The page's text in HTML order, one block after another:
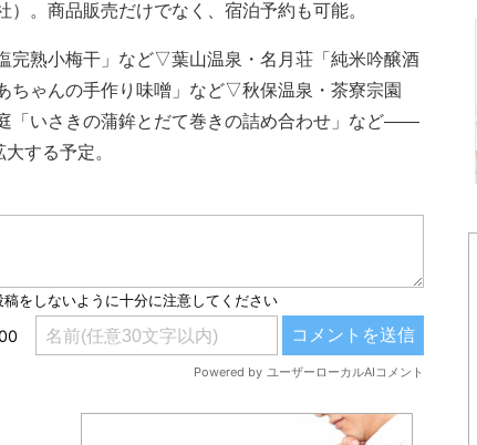
）。商品販売だけでなく、宿泊予約も可能。
完熟小梅干」など▽葉山温泉・名月荘「純米吟醸酒
ゃんの手作り味噌」など▽秋保温泉・茶寮宗園
「いさきの蒲鉾とだて巻きの詰め合わせ」など――
する予定。